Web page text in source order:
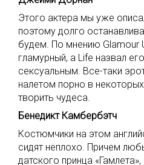
Этого актера мы уже
поэтому долго
будем. По мнению Glamour
гламурный, а Life назвал
сексуальным. Все-таки
налетом порно в
творить чудеса.
Бенедикт Камбербэтч
Костюмчики на этом
сидят неплохо. Причем
датского принца